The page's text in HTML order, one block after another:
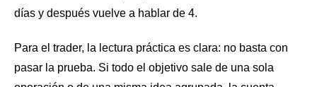
días y después vuelve a hablar de 4.
Para el trader, la lectura práctica es clara: no basta con
pasar la prueba. Si todo el objetivo sale de una sola